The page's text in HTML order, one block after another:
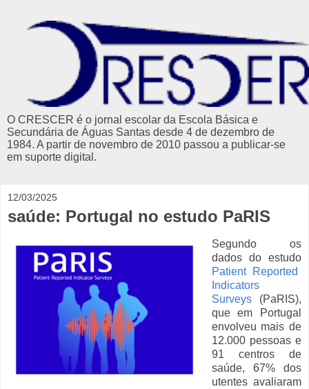
O CRESCER é o jornal escolar da Escola Básica e
Secundária de Águas Santas desde 4 de dezembro de
1984. A partir de novembro de 2010 passou a publicar-se
em suporte digital.
12/03/2025
saúde: Portugal no estudo PaRIS
Segundo os
dados do estudo
Patient Reported
Indicators
Surveys(PaRIS),
que em Portugal
envolveu mais de
12.000 pessoas e
91 centros de
saúde, 67% dos
utentes avaliaram